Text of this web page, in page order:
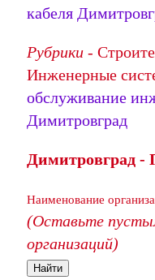
кабеля
Рубрики -
Инженерные
обслуживание
Димитровград
Димитровград -
Наименование
(Оставьте
организаций)
Найти